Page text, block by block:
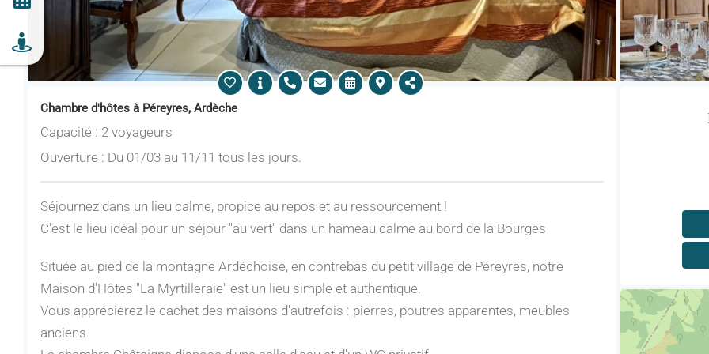
Chambre d'hôtes à Péreyres, Ardèche
Capacité : 2 voyageurs
Ouverture : Du 01/03 au 11/11 tous les jours.
Séjournez dans un lieu calme, propice au repos et au ressourcement !
C'est le lieu idéal pour un séjour "au vert" dans un hameau calme au bord de la Bourges
Située au pied de la montagne Ardéchoise, en contrebas du petit village de Péreyres, notre
Maison d'Hôtes "La Myrtilleraie" est un lieu simple et authentique.
Vous apprécierez le cachet des maisons d'autrefois : pierres, poutres apparentes, meubles
anciens.